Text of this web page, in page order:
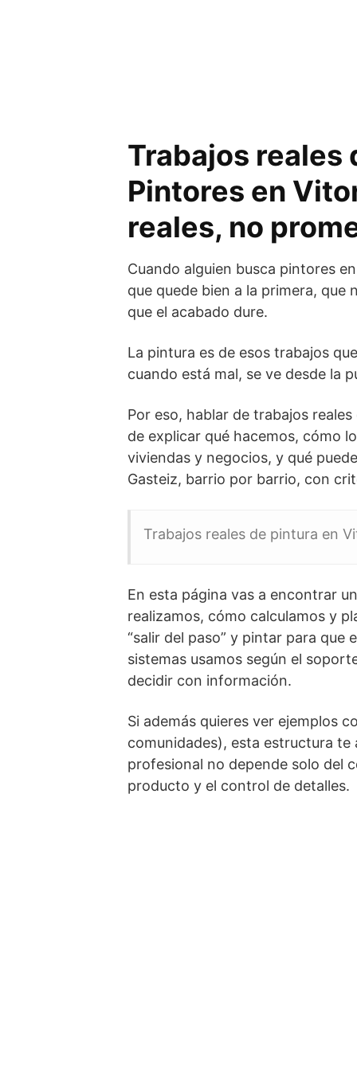
Trabajos reales
Pintores en
reales, no
Cuando alguien busca pintores
que quede bien a la primera, que
que el acabado dure.
La pintura es de esos trabajos
cuando está mal, se ve desde la
Por eso, hablar de trabajos
de explicar qué hacemos, cómo
viviendas y negocios, y qué
Gasteiz, barrio por barrio, con
Trabajos reales de pintura en
En esta página vas a encontrar
realizamos, cómo calculamos y
“salir del paso” y pintar para que
sistemas usamos según el
decidir con información.
Si además quieres ver ejemplos
comunidades), esta estructura
profesional no depende solo del
producto y el control de detalles.